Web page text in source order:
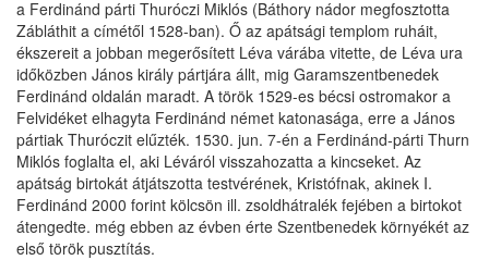
a Ferdinánd párti Thuróczi Miklós (Báthory nádor megfosztotta
Zábláthit a címétől 1528-ban). Ő az apátsági templom ruháit,
ékszereit a jobban megerősített Léva várába vitette, de Léva ura
időközben János király pártjára állt, mig Garamszentbenedek
Ferdinánd oldalán maradt. A török 1529-es bécsi ostromakor a
Felvidéket elhagyta Ferdinánd német katonasága, erre a János
pártiak Thuróczit elűzték. 1530. jun. 7-én a Ferdinánd-párti Thurn
Miklós foglalta el, aki Léváról visszahozatta a kincseket. Az
apátság birtokát átjátszotta testvérének, Kristófnak, akinek I.
Ferdinánd 2000 forint kölcsön ill. zsoldhátralék fejében a birtokot
átengedte. még ebben az évben érte Szentbenedek környékét az
első török pusztítás.